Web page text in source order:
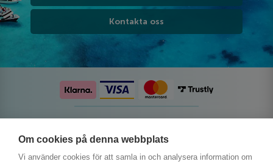
Om cookies på denna webbplats
Vi använder cookies för att samla in och analysera information om
Kontakta oss